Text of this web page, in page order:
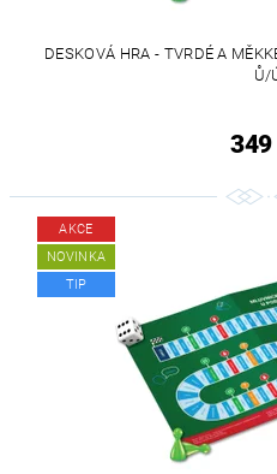
DESKOVÁ HRA - TVRDÉ A
Ů/
349
AKCE
NOVINKA
TIP